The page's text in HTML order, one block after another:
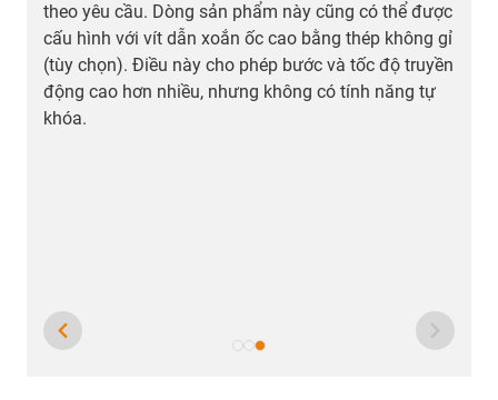
theo yêu cầu. Dòng sản phẩm này cũng có thể được
cấu hình với vít dẫn xoắn ốc cao bằng thép không gỉ
(tùy chọn). Điều này cho phép bước và tốc độ truyền
động cao hơn nhiều, nhưng không có tính năng tự
khóa.